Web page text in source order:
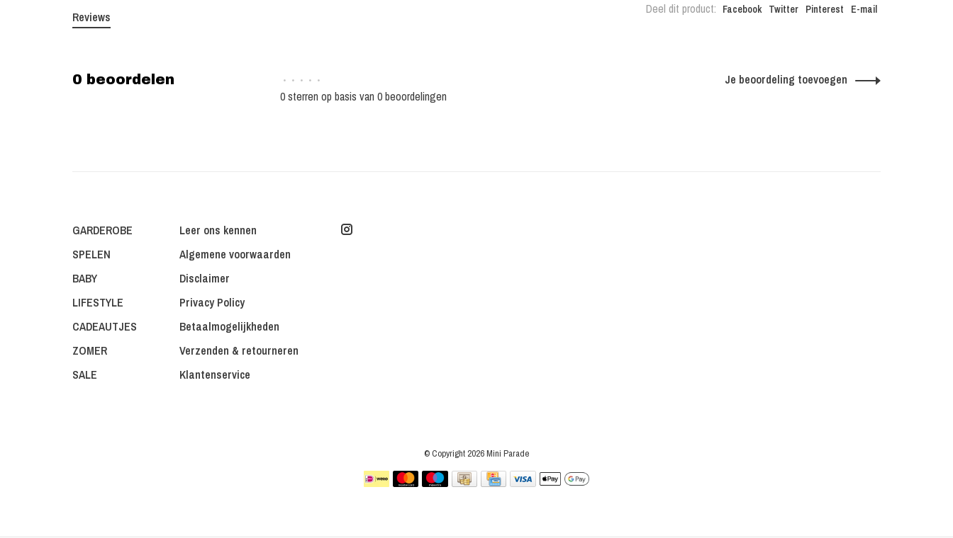
Deel dit product: Facebook Twitter Pinterest E-mail
Reviews
0 beoordelen • • • • •
0 sterren op basis van 0 beoordelingen
Je beoordeling toevoegen
GARDEROBE
SPELEN
BABY
LIFESTYLE
CADEAUTJES
ZOMER
SALE
Leer ons kennen
Algemene voorwaarden
Disclaimer
Privacy Policy
Betaalmogelijkheden
Verzenden & retourneren
Klantenservice
© Copyright 2026 Mini Parade